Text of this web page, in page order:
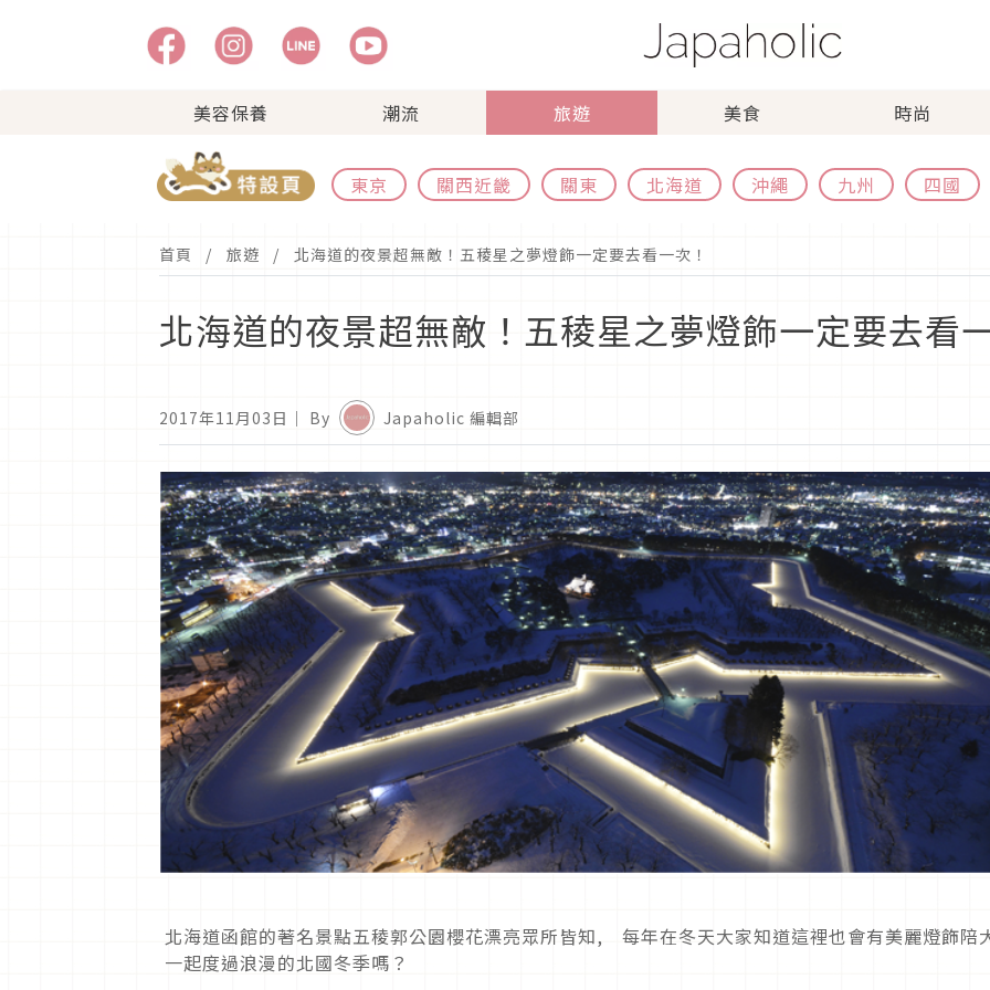
美容保養 潮流 旅遊 美食 時尚
東京 關西近畿 關東 北海道 沖繩 九州 四國
首頁 旅遊 北海道的夜景超無敵！五稜星之夢燈飾一定要去看一次！
北海道的夜景超無敵！五稜星之夢燈飾一定要去看
2017年11月03日 ｜ By Japaholic 編輯部
北海道函館的著名景點五稜郭公園櫻花漂亮眾所皆知, 每年在冬天大家知道這裡也會有美麗燈飾陪
一起度過浪漫的北國冬季嗎？